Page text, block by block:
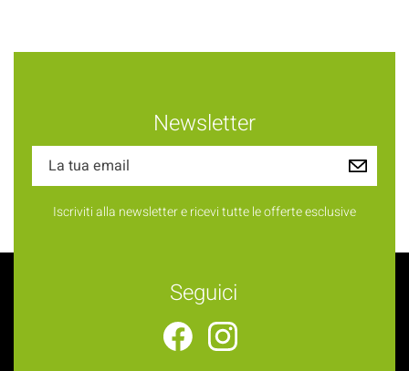
Newsletter
Iscriviti alla newsletter e ricevi tutte le offerte esclusive
Seguici